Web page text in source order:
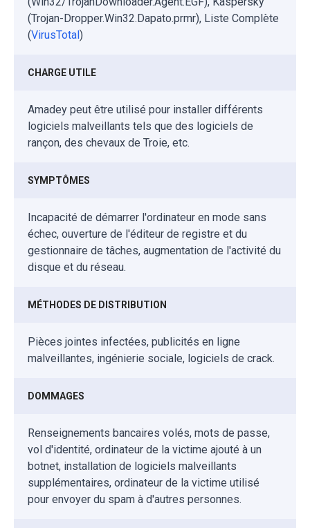
(Trojan-Dropper.Win32.Dapato.prmr), Liste Complète
(VirusTotal)
CHARGE UTILE
Amadey peut être utilisé pour installer différents
logiciels malveillants tels que des logiciels de
rançon, des chevaux de Troie, etc.
SYMPTÔMES
Incapacité de démarrer l'ordinateur en mode sans
échec, ouverture de l'éditeur de registre et du
gestionnaire de tâches, augmentation de l'activité du
disque et du réseau.
MÉTHODES DE DISTRIBUTION
Pièces jointes infectées, publicités en ligne
malveillantes, ingénierie sociale, logiciels de crack.
DOMMAGES
Renseignements bancaires volés, mots de passe,
vol d'identité, ordinateur de la victime ajouté à un
botnet, installation de logiciels malveillants
supplémentaires, ordinateur de la victime utilisé
pour envoyer du spam à d'autres personnes.